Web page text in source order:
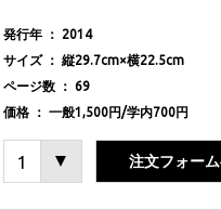
発行年 ： 2014
サイズ ： 縦29.7cm×横22.5cm
ページ数 ： 69
価格 ： 一般1,500円/学内700円
注文フォー